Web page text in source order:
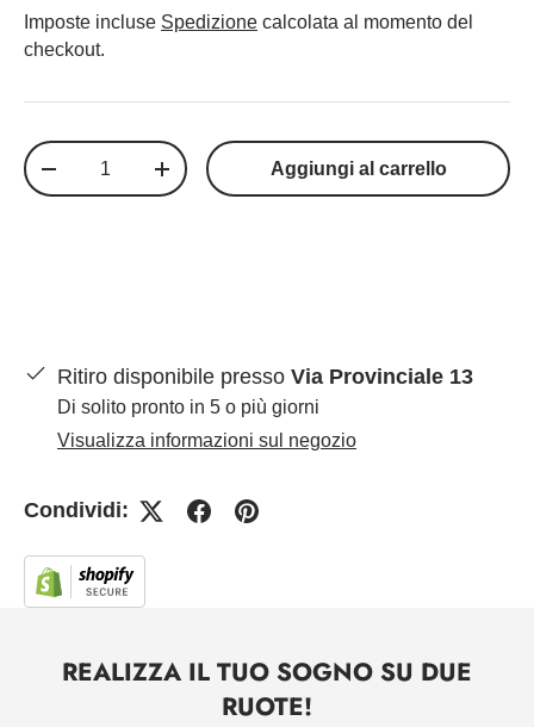
Imposte incluse Spedizione calcolata al momento del
checkout.
Q.tà
+ Aggiungi al carrello
Ritiro disponibile presso Via Provinciale 13
Di solito pronto in 5 o più giorni
Visualizza informazioni sul negozio
Condividi:
REALIZZA IL TUO SOGNO SU DUE
RUOTE!